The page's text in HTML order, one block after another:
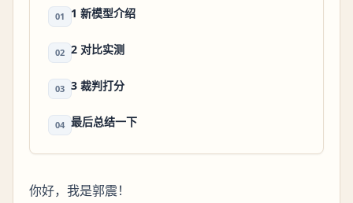
01 1 新模型介绍
02 2 对比实测
03 3 裁判打分
04 最后总结一下
你好，我是郭震！